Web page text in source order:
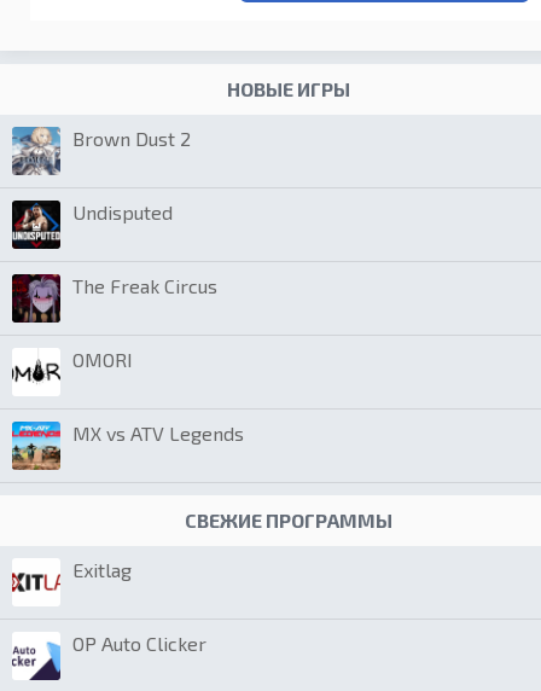
НОВЫЕ ИГРЫ
Brown Dust 2
Undisputed
The Freak Circus
OMORI
MX vs ATV Legends
СВЕЖИЕ ПРОГРАММЫ
Exitlag
OP Auto Clicker